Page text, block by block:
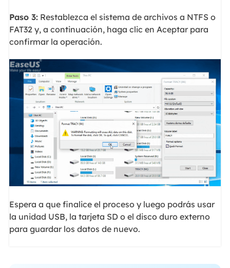
Paso 3:Restablezca el sistema de archivos a NTFS o
FAT32 y, a continuación, haga clic en Aceptar para
confirmar la operación.
Espera a que finalice el proceso y luego podrás usar
la unidad USB, la tarjeta SD o el disco duro externo
para guardar los datos de nuevo.